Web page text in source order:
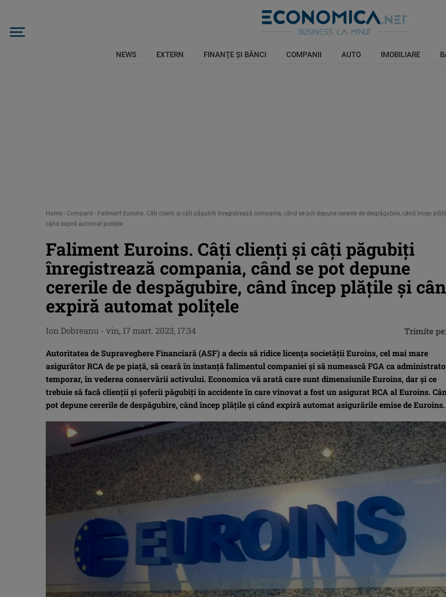
NEWS EXTERN FINANŢE ŞI BĂNCI COMPANII AUTO IMOBILIARE
Home - Companii - Faliment Euroins. Câți clienți și câți păgubiți înregistrează compania, când se pot depune cererile de despăgubire, când încep
când expiră automat polițele
Faliment Euroins. Câți clienți și câți păgubiți
înregistrează compania, când se pot depune
cererile de despăgubire, când încep plățile și
expiră automat polițele
Autoritatea de Supraveghere Financiară (ASF) a decis să ridice licența societății Euroins, cel mai mare
asigurător RCA de pe piață, să ceară în instanță falimentul companiei și să numească FGA ca
temporar, în vederea conservării activului. Economica vă arată care sunt dimensiunile Euroins, dar și ce
trebuie să facă clienții și șoferii păgubiți în accidente în care vinovat a fost un asigurat RCA al Euroins.
pot depune cererile de despăgubire, când încep plățile și când expiră automat asigurările emise de Euroins.
Ion Dobreanu - vin, 17 mart. 2023, 17:34 Trimite pe: